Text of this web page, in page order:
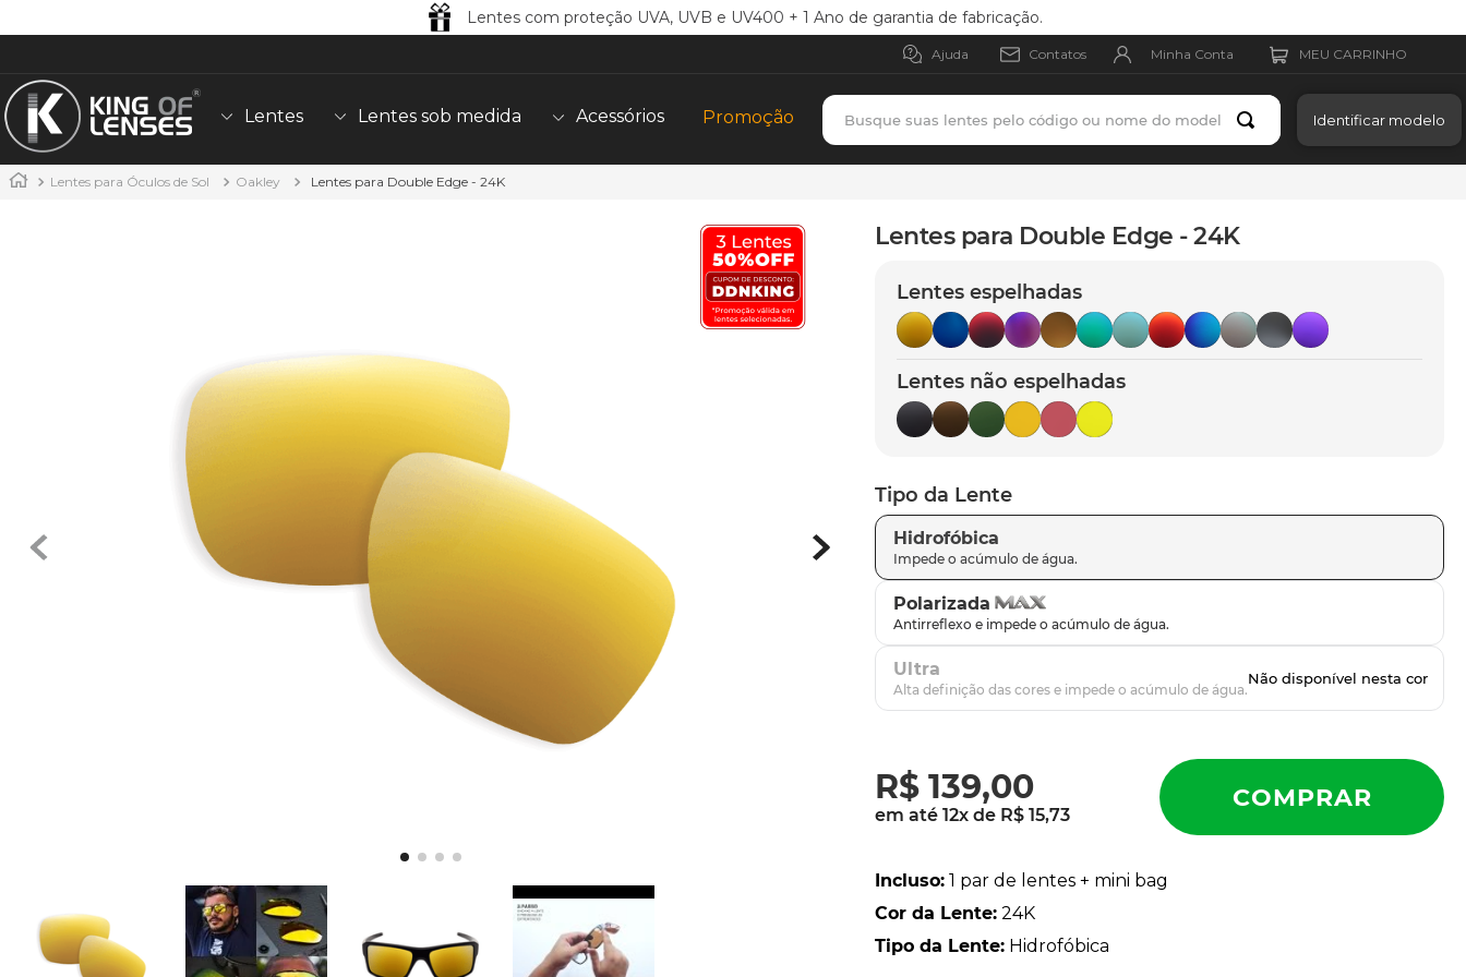
Lentes com proteção UVA, UVB e UV400 + 1 Ano de garantia de fabricação.
Ajuda Contatos Minha Conta
Lentes Lentes sob medida Acessórios Promoção
Busque suas lentes pelo código ou nome do modelo
Identificar modelo
Lentes para Óculos de Sol Oakley Lentes para Double Edge - 24K
Lentes para Double Edge - 24K
Lentes espelhadas
Lentes não espelhadas
Tipo da Lente
Hidrofóbica
Polarizada
Ultra
R$ 139,00
em até12x de R$ 15,73
Incluso: 1 par de lentes + mini bag
Cor da Lente: 24K
Tipo da Lente: Hidrofóbica
9º latch
sutro